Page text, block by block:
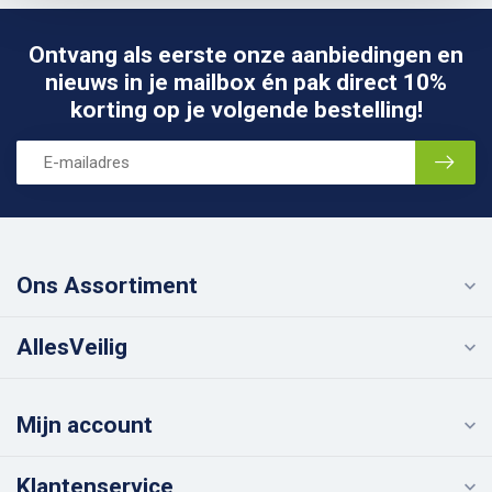
Ontvang als eerste onze aanbiedingen en
nieuws in je mailbox én pak direct 10%
korting op je volgende bestelling!
Ons Assortiment
AllesVeilig
Mijn account
Klantenservice